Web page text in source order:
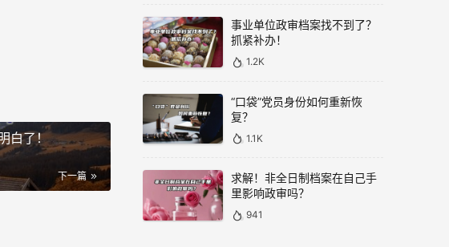
白了！
下一篇
事业单位政审档案找不到了？
抓紧补办！
1.2K
“口袋”党员身份如何重新恢
复？
1.1K
求解！非全日制档案在自己手
里影响政审吗？
941